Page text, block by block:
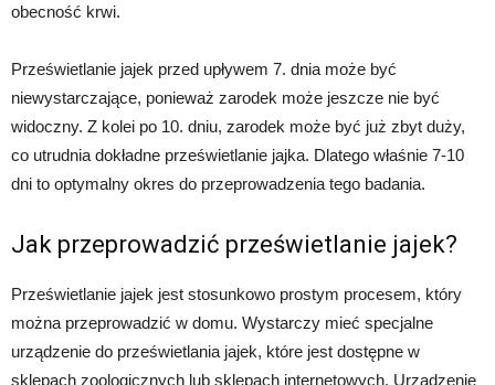
obecność krwi.
Prześwietlanie jajek przed upływem 7. dnia może być
niewystarczające, ponieważ zarodek może jeszcze nie być
widoczny. Z kolei po 10. dniu, zarodek może być już zbyt duży,
co utrudnia dokładne prześwietlanie jajka. Dlatego właśnie 7-10
dni to optymalny okres do przeprowadzenia tego badania.
Jak przeprowadzić prześwietlanie jajek?
Prześwietlanie jajek jest stosunkowo prostym procesem, który
można przeprowadzić w domu. Wystarczy mieć specjalne
urządzenie do prześwietlania jajek, które jest dostępne w
sklepach zoologicznych lub sklepach internetowych. Urządzenie